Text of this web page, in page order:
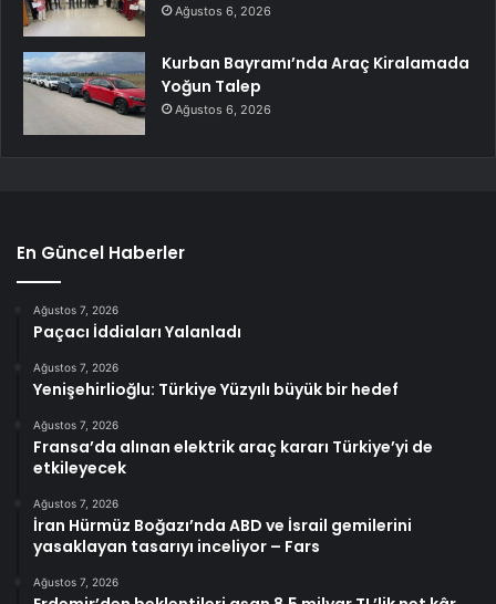
Ağustos 6, 2026
Kurban Bayramı’nda Araç Kiralamada
Yoğun Talep
Ağustos 6, 2026
En Güncel Haberler
Ağustos 7, 2026
Paçacı İddiaları Yalanladı
Ağustos 7, 2026
Yenişehirlioğlu: Türkiye Yüzyılı büyük bir hedef
Ağustos 7, 2026
Fransa’da alınan elektrik araç kararı Türkiye’yi de
etkileyecek
Ağustos 7, 2026
İran Hürmüz Boğazı’nda ABD ve İsrail gemilerini
yasaklayan tasarıyı inceliyor – Fars
Ağustos 7, 2026